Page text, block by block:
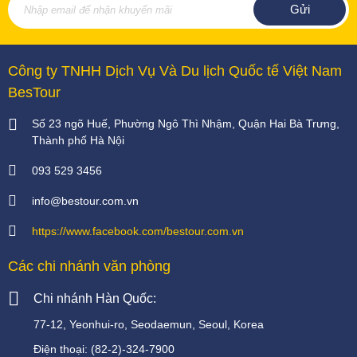
Công ty TNHH Dịch Vụ Và Du lịch Quốc tế Việt Nam
BesTour
Số 23 ngõ Huế, Phường Ngô Thì Nhậm, Quận Hai Bà Trưng,
Thành phố Hà Nội
093 529 3456
info@bestour.com.vn
https://www.facebook.com/bestour.com.vn
Các chi nhánh văn phòng
Chi nhánh Hàn Quốc:
77-12, Yeonhui-ro, Seodaemun, Seoul, Korea
Điện thoại: (82-2)-324-7900